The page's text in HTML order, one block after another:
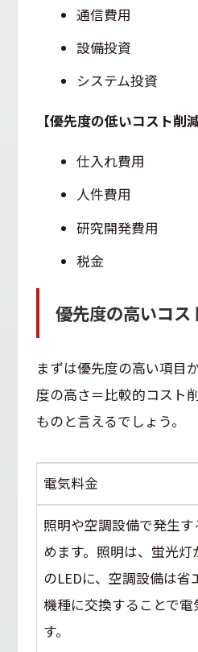
通信費用
設備投資
システム投資
【優先度の低いコスト削減
仕入れ費用
人件費用
研究開発費用
税金
優先度の高いコス
まずは優先度の高い項目
度の高さ＝比較的コスト
ものと言えるでしょう。
電気料金
照明や空調設備で発生
めます。照明は、蛍光
のLEDに、空調設備は省
機種に交換することで
す。